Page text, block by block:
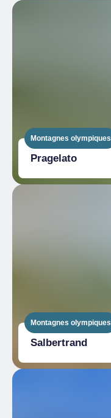
Montagnes olympiques
Pragelato
Montagnes olympiques
Salbertrand